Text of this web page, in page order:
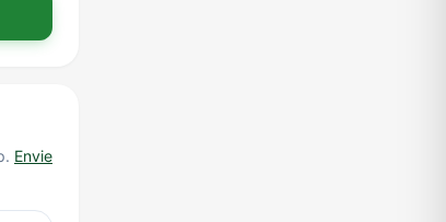
Envie